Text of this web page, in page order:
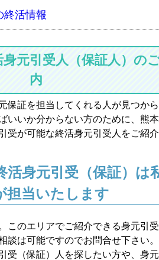
終活情報
元引受人（保証人）の
内
保証を担当してくれる人が見つか
いいか分からない方のために、熊
受が可能な終活身元引受人をご紹
活身元引受（保証）は
担当いたします
このエリアでご紹介できる身元引
談は可能ですのでお問合せ下さい。
受（保証）人を探したい方や、身